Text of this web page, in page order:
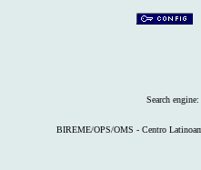
Search engine:
BIREME/OPS/OMS - Centro